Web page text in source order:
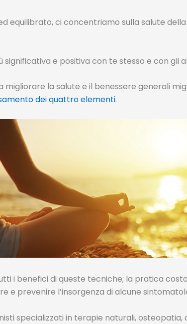
equilibrato, ci concentriamo sulla salute
significativa e positiva con te stesso e con
la salute e il benessere generali
dei quattro elementi.
i benefici di queste tecniche; la pratica
e prevenire l’insorgenza di alcune
specializzati in terapie naturali,